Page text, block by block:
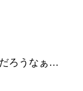
ろうなぁ…